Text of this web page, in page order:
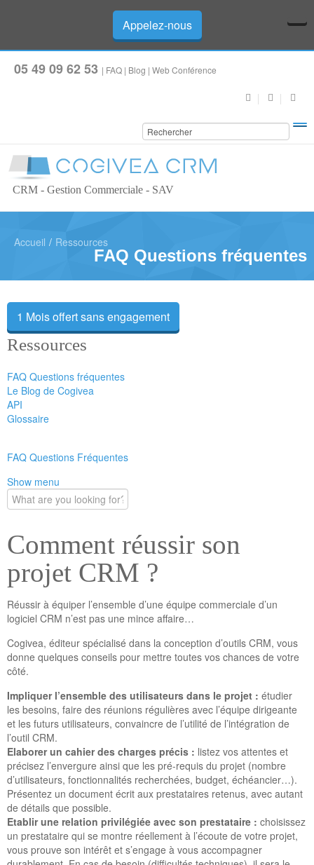
Appelez-nous
05 49 09 62 53 | FAQ | Blog | Web Conférence
CRM - Gestion Commerciale - SAV
Accueil / Ressources
FAQ Questions fréquentes
1 Mois offert sans engagement
Ressources
FAQ Questions fréquentes
Le Blog de Cogivea
API
Glossaire
FAQ Questions Fréquentes
Show menu
Comment réussir son
projet CRM ?
Réussir à équiper l’ensemble d’une équipe commerciale d’un
logiciel CRM n’est pas une mince affaire…
Cogivea, éditeur spécialisé dans la conception d’outils CRM, vous
donne quelques conseils pour mettre toutes vos chances de votre
côté.
Impliquer l’ensemble des utilisateurs dans le projet : étudier
les besoins, faire des réunions régulières avec l’équipe dirigeante
et les futurs utilisateurs, convaincre de l’utilité de l’intégration de
l’outil CRM.
Elaborer un cahier des charges précis : listez vos attentes et
précisez l’envergure ainsi que les pré-requis du projet (nombre
d’utilisateurs, fonctionnalités recherchées, budget, échéancier…).
Présentez un document écrit aux prestataires retenus, avec autant
de détails que possible.
Etablir une relation privilégiée avec son prestataire : choisissez
un prestataire qui se montre réellement à l’écoute de votre projet,
vous prouve son intérêt et s’engage à vous accompagner